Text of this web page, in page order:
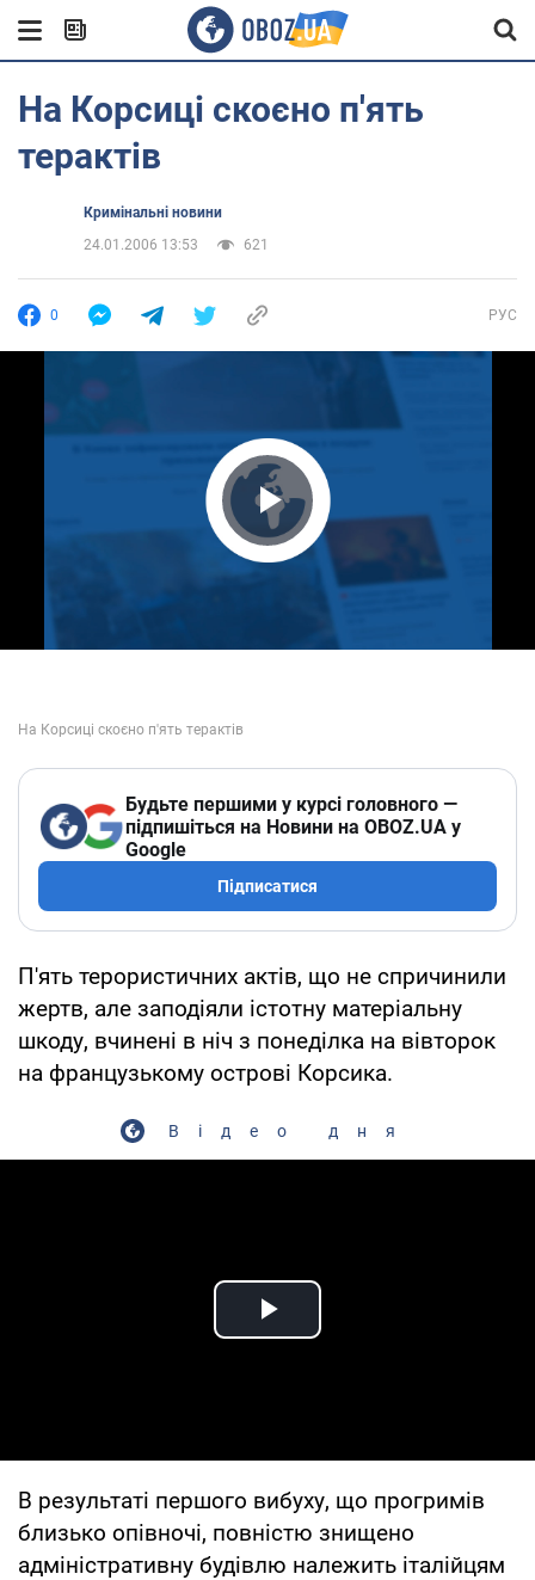
На Корсиці скоєно п'ять
терактів
Кримінальні новини
24.01.2006 13:53
621
0 РУС
Play Video
Будьте першими у курсі головного —
підпишіться на Новини на OBOZ.UA у
Google
Підписатися
П'ять терористичних актів, що не спричинили
жертв, але заподіяли істотну матеріальну
шкоду, вчинені в ніч з понеділка на вівторок
на французькому острові Корсика.
Відео дня
Play Video
В результаті першого вибуху, що прогримів
близько опівночі, повністю знищено
адміністративну будівлю належить італійцям